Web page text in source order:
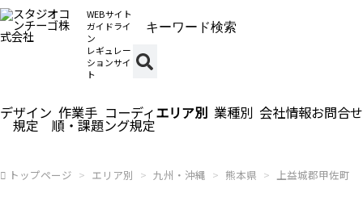
WEBサイト
ガイドライ
ン
レギュレー
ションサイ
ト
デザイン
規定
作業手
順・課題
コーディ
ング規定
エリア別 業種別 会社情報お問合せ
トップページ エリア別 九州・沖縄 熊本県 上益城郡甲佐町